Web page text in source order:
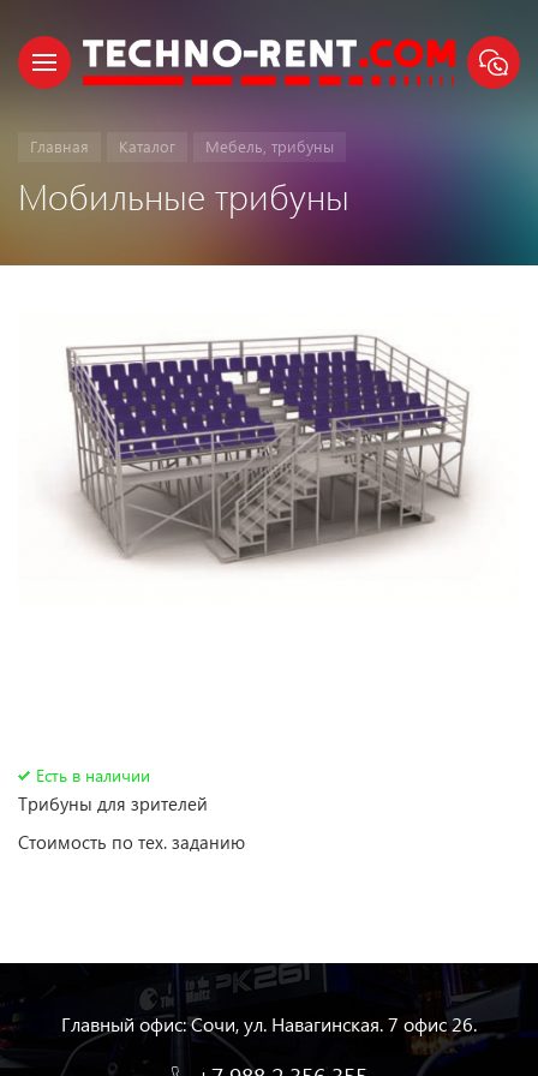
Главная Каталог Мебель, трибуны
Мобильные трибуны
Есть в наличии
Трибуны для зрителей
Стоимость по тех. заданию
Главный офис: Сочи, ул. Навагинская. 7 офис 26.